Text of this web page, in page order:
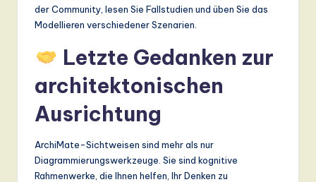
der Community, lesen Sie Fallstudien und üben Sie das
Modellieren verschiedener Szenarien.
Letzte Gedanken zur
architektonischen
Ausrichtung
ArchiMate-Sichtweisen sind mehr als nur
Diagrammierungswerkzeuge. Sie sind kognitive
Rahmenwerke, die Ihnen helfen, Ihr Denken zu